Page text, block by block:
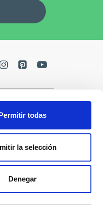
todas
la selección
Denegar